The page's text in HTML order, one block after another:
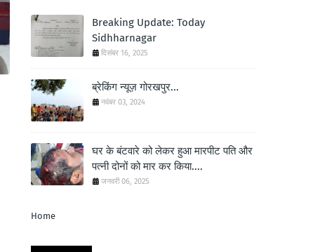
Breaking Update: Today
Sidhharnagar
दिसंबर 16, 2025
ब्रेकिंग न्यूज़ गोरखपुर...
नवंबर 03, 2024
घर के बंटवारे को लेकर हुआ मारपीट पति और
पत्नी दोनों को मार कर किया....
जनवरी 06, 2025
Home